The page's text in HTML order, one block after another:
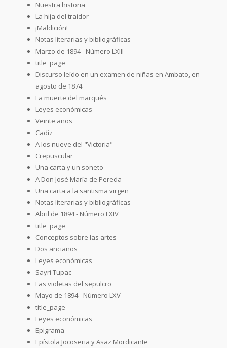
Nuestra historia
La hija del traidor
¡Maldición!
Notas literarias y bibliográficas
Marzo de 1894 - Número LXIII
title_page
Discurso leído en un examen de niñas en Ambato, en
agosto de 1874
La muerte del marqués
Leyes económicas
Veinte años
Cadiz
A los nueve del "Victoria"
Crepuscular
Una carta y un soneto
A Don José María de Pereda
Una carta a la santisma virgen
Notas literarias y bibliográficas
Abril de 1894 - Número LXIV
title_page
Conceptos sobre las artes
Dos ancianos
Leyes económicas
Sayri Tupac
Las violetas del sepulcro
Mayo de 1894 - Número LXV
title_page
Leyes económicas
Epigrama
Epístola Jocoseria y Asaz Mordicante